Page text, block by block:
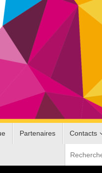
Partenaires Contacts